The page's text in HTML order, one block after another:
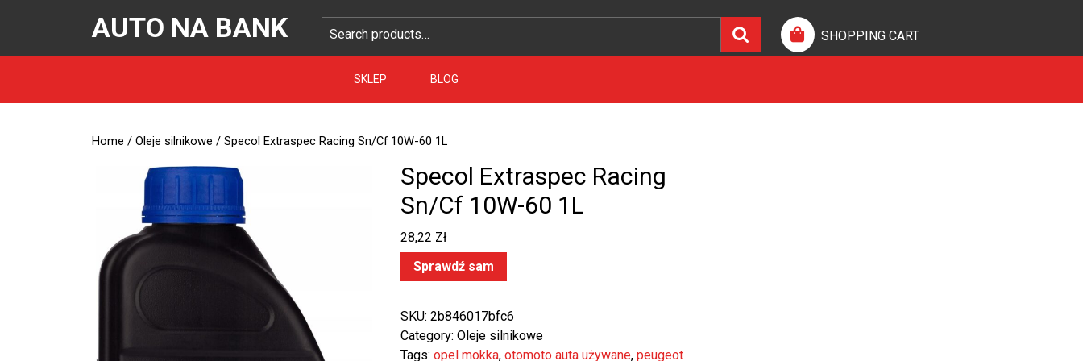
AUTO NA BANK SHOPPING CART
SKLEP BLOG
Home / Oleje silnikowe / Specol Extraspec Racing Sn/Cf 10W-60 1L
Specol Extraspec Racing
Sn/Cf 10W-60 1L
28,22 Zł
Sprawdź sam
SKU: 2b846017bfc6
Category: Oleje silnikowe
Tags: opel mokka, otomoto auta używane, peugeot